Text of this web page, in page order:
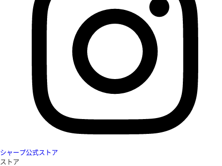
シャープ公式ストア
ストア